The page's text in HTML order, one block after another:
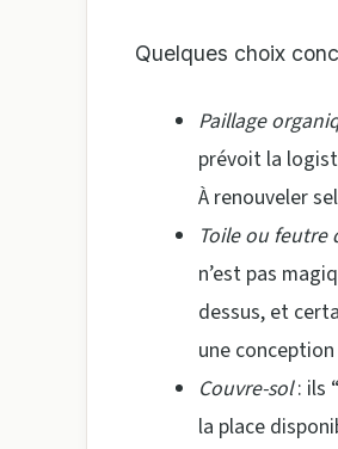
Quelques choix
Paillage
prévoit la
À renouveler
Toile ou feutre
n’est pas
dessus, et
une
Couvre-sol: ils
la place